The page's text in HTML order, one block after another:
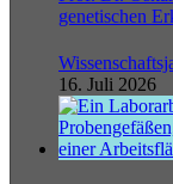
genetischen
16. Juli 2026